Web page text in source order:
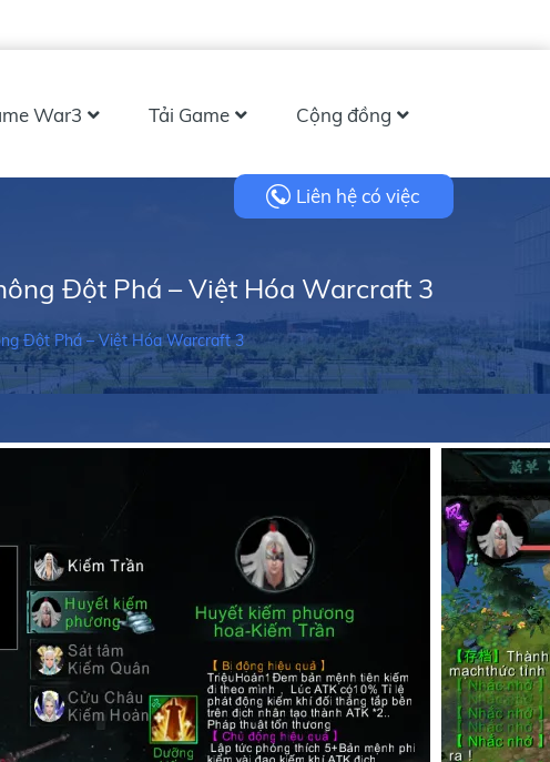
War3 Tải Game Cộng đồng
Liên hệ có việc
Đột Phá – Việt Hóa Warcraft 3
Đột Phá – Việt Hóa Warcraft 3